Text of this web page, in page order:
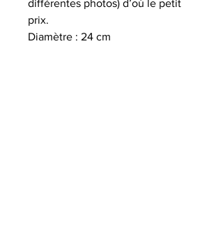
différentes photos) d’où le petit
prix.
Diamètre : 24 cm